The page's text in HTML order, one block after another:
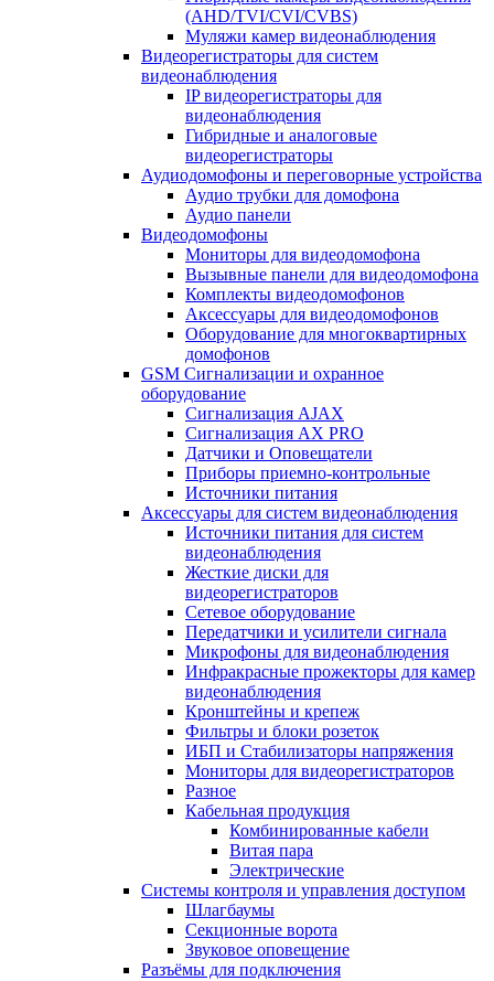
(AHD/TVI/CVI/CVBS)
Муляжи камер видеонаблюдения
Видеорегистраторы для систем
видеонаблюдения
IP видеорегистраторы для
видеонаблюдения
Гибридные и аналоговые
видеорегистраторы
Аудиодомофоны и переговорные устройства
Аудио трубки для домофона
Аудио панели
Видеодомофоны
Мониторы для видеодомофона
Вызывные панели для видеодомофона
Комплекты видеодомофонов
Аксессуары для видеодомофонов
Оборудование для многоквартирных
домофонов
GSM Сигнализации и охранное
оборудование
Сигнализация AJAX
Сигнализация AX PRO
Датчики и Оповещатели
Приборы приемно-контрольные
Источники питания
Аксессуары для систем видеонаблюдения
Источники питания для систем
видеонаблюдения
Жесткие диски для
видеорегистраторов
Сетевое оборудование
Передатчики и усилители сигнала
Микрофоны для видеонаблюдения
Инфракрасные прожекторы для камер
видеонаблюдения
Кронштейны и крепеж
Фильтры и блоки розеток
ИБП и Стабилизаторы напряжения
Мониторы для видеорегистраторов
Разное
Кабельная продукция
Комбинированные кабели
Витая пара
Электрические
Системы контроля и управления доступом
Шлагбаумы
Секционные ворота
Звуковое оповещение
Разъёмы для подключения